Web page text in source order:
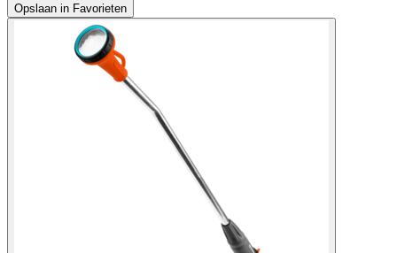
Opslaan in Favorieten